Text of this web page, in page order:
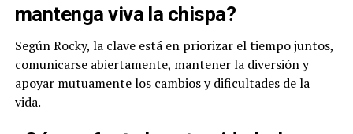
mantenga viva la chispa?
Según Rocky, la clave está en priorizar el tiempo juntos,
comunicarse abiertamente, mantener la diversión y
apoyar mutuamente los cambios y dificultades de la
vida.